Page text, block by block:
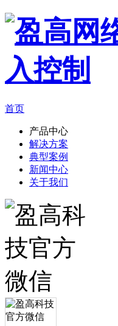
首页
产品中心
解决方案
典型案例
新闻中心
关于我们